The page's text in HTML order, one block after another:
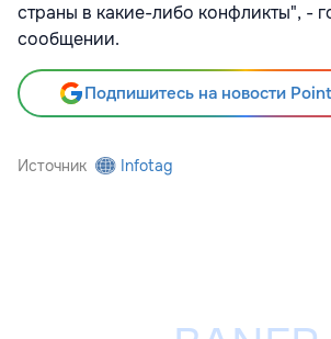
страны в какие-либо конфликты", -
сообщении.
Подпишитесь на новости
Источник Infotag